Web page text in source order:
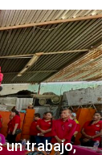
un trabajo,